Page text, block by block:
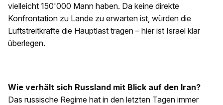
vielleicht 150'000 Mann haben. Da keine direkte
Konfrontation zu Lande zu erwarten ist, würden die
Luftstreitkräfte die Hauptlast tragen – hier ist Israel klar
überlegen.
Wie verhält sich Russland mit Blick auf den Iran?
Das russische Regime hat in den letzten Tagen immer